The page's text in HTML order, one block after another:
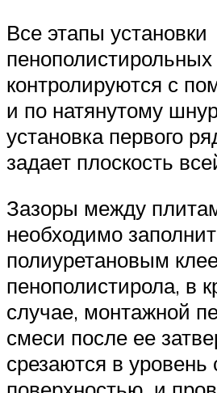
Все этапы установки
контролируются с
и по натянутому
установка первого
задает плоскость
Зазоры между
необходимо
полиуретановым
пенополистирола, в
случае, монтажной
смеси после ее
срезаются в уровень